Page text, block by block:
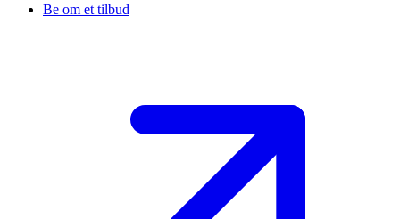
Be om et tilbud